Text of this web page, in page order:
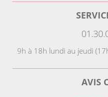
9h à 18h lundi au jeudi
AVIS